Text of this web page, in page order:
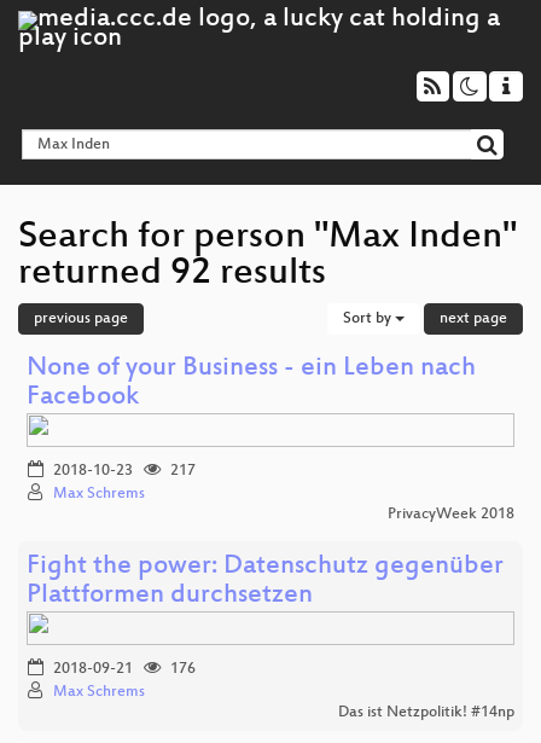
Search for person "Max Inden"
returned 92 results
previous page Sort by next page
None of your Business - ein Leben nach
Facebook
2018-10-23
217
Max Schrems
PrivacyWeek 2018
Fight the power: Datenschutz gegenüber
Plattformen durchsetzen
2018-09-21
176
Max Schrems
Das ist Netzpolitik! #14np